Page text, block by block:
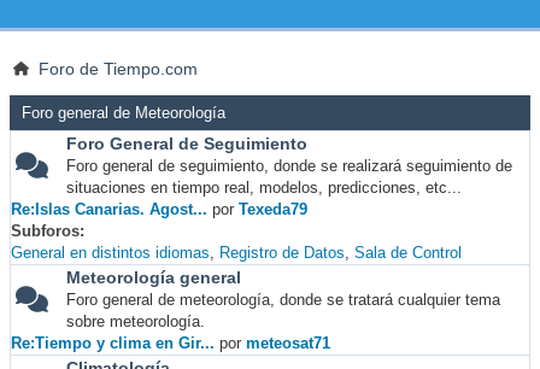
Foro de Tiempo.com
Foro general de Meteorología
Foro General de Seguimiento
Foro general de seguimiento, donde se realizará seguimiento de
situaciones en tiempo real, modelos, predicciones, etc...
Re:Islas Canarias. Agost... por Texeda79
Subforos
General en distintos idiomas
Registro de Datos Sala de Control
Meteorología general
Foro general de meteorología, donde se tratará cualquier tema
sobre meteorología.
Re:Tiempo y clima en Gir... por meteosat71